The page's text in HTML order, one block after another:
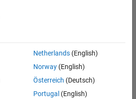
Netherlands(English)
Norway(English)
Österreich (Deutsch)
Portugal (English)